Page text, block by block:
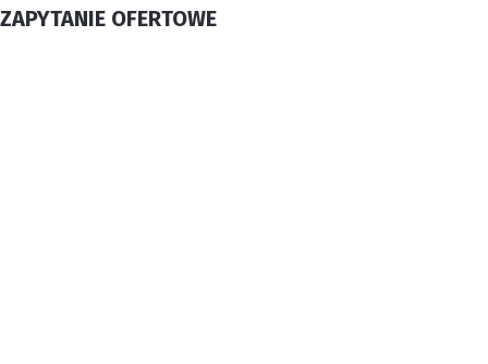
ZAPYTANIE OFERTOWE